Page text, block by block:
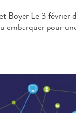
Boyer Le 3 février
embarquer pour